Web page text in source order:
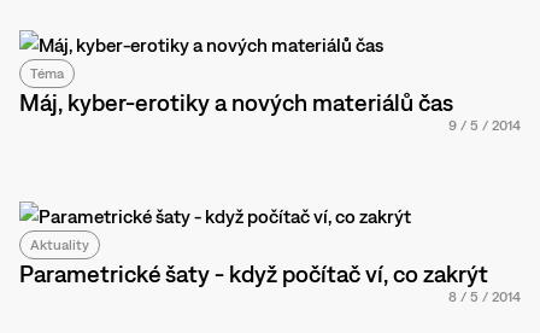
Téma
Máj, kyber-erotiky a nových materiálů čas
9 / 5 / 2014
Aktuality
Parametrické šaty - když počítač ví, co zakrýt
8 / 5 / 2014